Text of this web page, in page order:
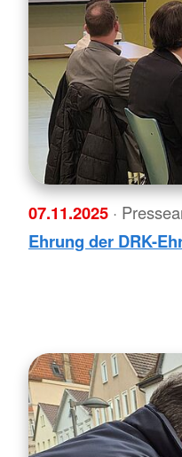
07.11.2025 ·
Ehrung der DRK-